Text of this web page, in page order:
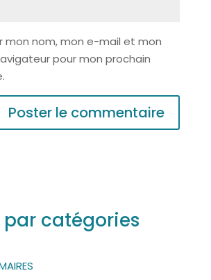
mon nom, mon e-mail et mon
pour mon prochain
par catégories